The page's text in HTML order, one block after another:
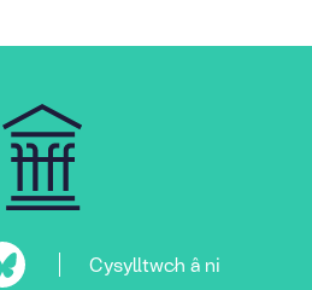
Cysylltwch â ni